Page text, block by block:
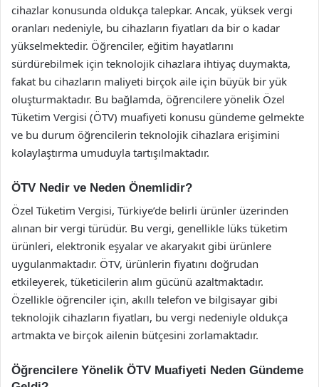
cihazlar konusunda oldukça talepkar. Ancak, yüksek vergi
oranları nedeniyle, bu cihazların fiyatları da bir o kadar
yükselmektedir. Öğrenciler, eğitim hayatlarını
sürdürebilmek için teknolojik cihazlara ihtiyaç duymakta,
fakat bu cihazların maliyeti birçok aile için büyük bir yük
oluşturmaktadır. Bu bağlamda, öğrencilere yönelik Özel
Tüketim Vergisi (ÖTV) muafiyeti konusu gündeme gelmekte
ve bu durum öğrencilerin teknolojik cihazlara erişimini
kolaylaştırma umuduyla tartışılmaktadır.
ÖTV Nedir ve Neden Önemlidir?
Özel Tüketim Vergisi, Türkiye’de belirli ürünler üzerinden
alınan bir vergi türüdür. Bu vergi, genellikle lüks tüketim
ürünleri, elektronik eşyalar ve akaryakıt gibi ürünlere
uygulanmaktadır. ÖTV, ürünlerin fiyatını doğrudan
etkileyerek, tüketicilerin alım gücünü azaltmaktadır.
Özellikle öğrenciler için, akıllı telefon ve bilgisayar gibi
teknolojik cihazların fiyatları, bu vergi nedeniyle oldukça
artmakta ve birçok ailenin bütçesini zorlamaktadır.
Öğrencilere Yönelik ÖTV Muafiyeti Neden Gündeme